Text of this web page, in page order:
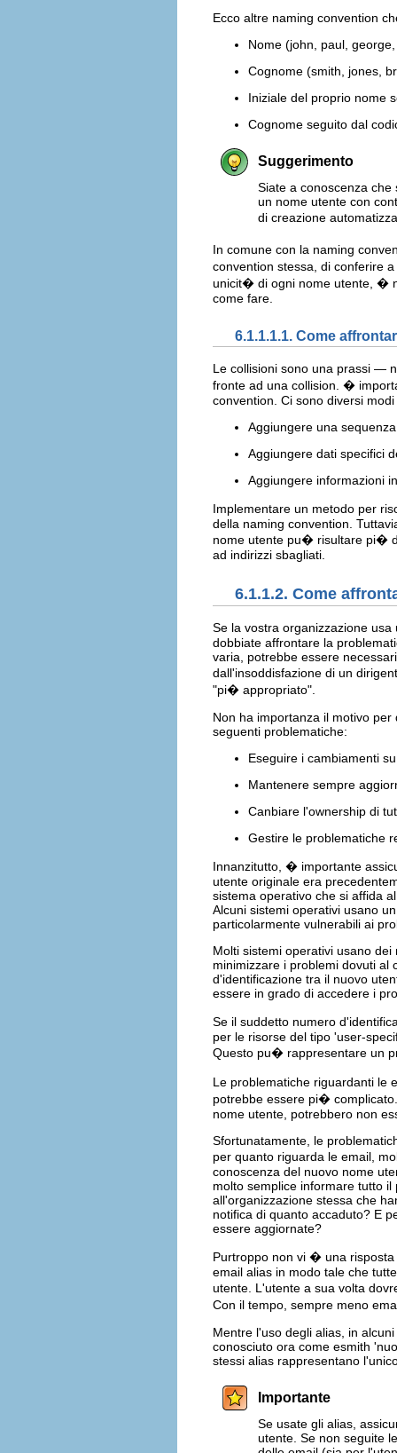
Ecco altre naming convention
Nome (john, paul,
Cognome (smith, jones,
Iniziale del proprio nome
Cognome seguito dal
Suggerimento
Siate a conoscenza
un nome utente con
di creazione
In comune con la naming
convention stessa, di conferire
unicit� di ogni nome utente, �
come fare.
6.1.1.1.1. Come
Le collisioni sono una prassi —
fronte ad una collision. �
convention. Ci sono diversi
Aggiungere una
Aggiungere dati specifici
Aggiungere informazioni
Implementare un metodo per
della naming convention.
nome utente pu� risultare pi�
ad indirizzi sbagliati.
6.1.1.2. Come
Se la vostra organizzazione
dobbiate affrontare la
varia, potrebbe essere
dall'insoddisfazione di un
"pi� appropriato".
Non ha importanza il motivo
seguenti problematiche:
Eseguire i cambiamenti
Mantenere sempre
Canbiare l'ownership di
Gestire le problematiche
Innanzitutto, � importante
utente originale era
sistema operativo che si affida
Alcuni sistemi operativi usano
particolarmente vulnerabili ai
Molti sistemi operativi usano
minimizzare i problemi dovuti al
d'identificazione tra il nuovo
essere in grado di accedere i
Se il suddetto numero
per le risorse del tipo 'user-
Questo pu� rappresentare un
Le problematiche riguardanti le
potrebbe essere pi�
nome utente, potrebbero non
Sfortunatamente, le
per quanto riguarda le email,
conoscenza del nuovo nome
molto semplice informare tutto
all'organizzazione stessa che
notifica di quanto accaduto? E
essere aggiornate?
Purtroppo non vi � una
email alias in modo tale che
utente. L'utente a sua volta
Con il tempo, sempre meno
Mentre l'uso degli alias, in
conosciuto ora come esmith
stessi alias rappresentano
Importante
Se usate gli alias,
utente. Se non seguite